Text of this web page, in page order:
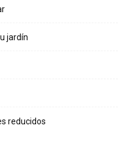
jardín
reducidos